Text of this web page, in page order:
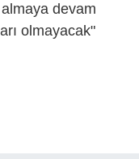
devam
olmayacak"